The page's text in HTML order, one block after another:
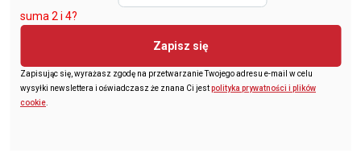
suma 2 i 4?
Zapisz się
Zapisując się, wyrażasz zgodę na przetwarzanie Twojego adresu e-mail w celu
wysyłki newslettera i oświadczasz że znana Ci jestpolityka prywatności i plików
cookie.